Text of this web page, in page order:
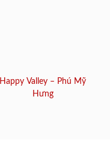
Happy Valley – Phú Mỹ
Hưng